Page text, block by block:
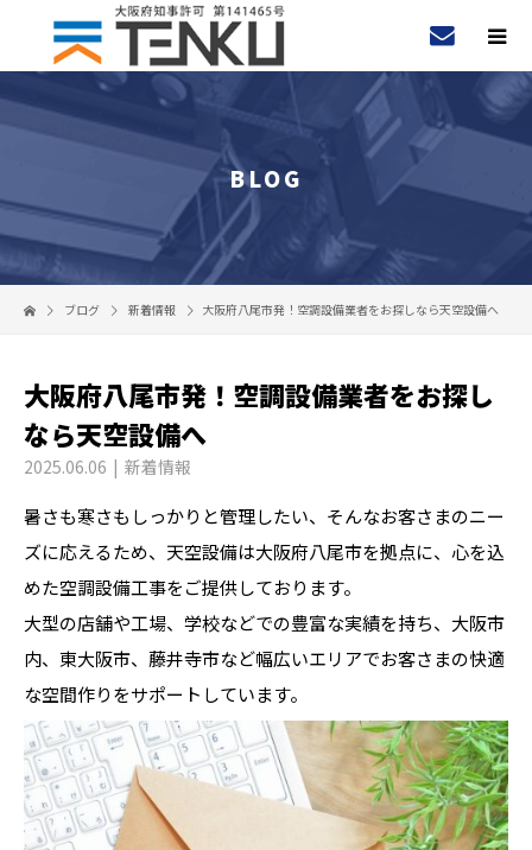
BLOG
ブログ 新着情報 大阪府八尾市発！空調設備業者をお探しなら天空設備へ
大阪府八尾市発！空調設備業者をお探し
なら天空設備へ
2025.06.06 新着情報
暑さも寒さもしっかりと管理したい、そんなお客さまのニー
ズに応えるため、天空設備は大阪府八尾市を拠点に、心を込
めた空調設備工事をご提供しております。
大型の店舗や工場、学校などでの豊富な実績を持ち、大阪市
内、東大阪市、藤井寺市など幅広いエリアでお客さまの快適
な空間作りをサポートしています。